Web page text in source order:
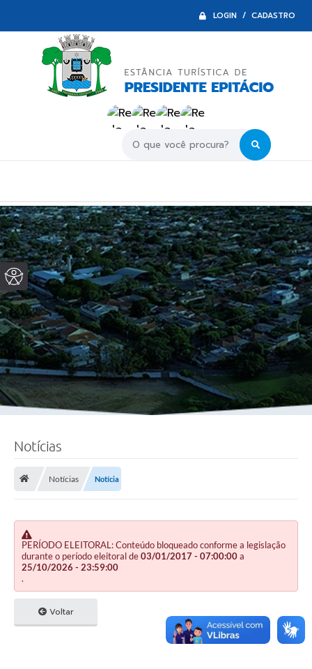
LOGIN / CADASTRO
Notícias
Notícias Notícia
PERÍODO ELEITORAL: Conteúdo bloqueado conforme a legislação
durante o período eleitoral de03/01/2017 - 07:00:00a
25/10/2026 - 23:59:00
.
Voltar